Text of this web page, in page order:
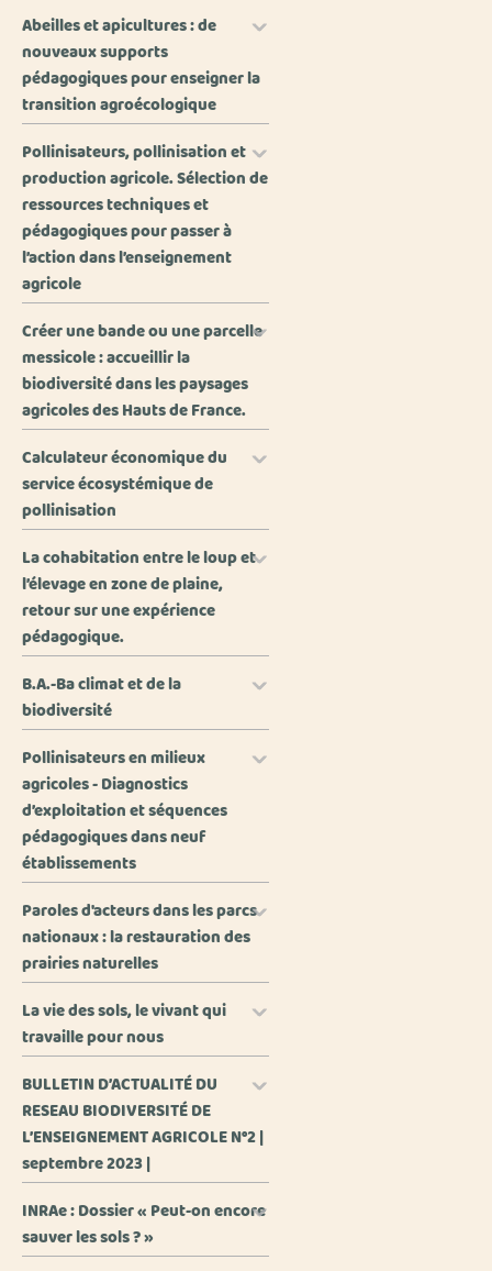
Abeilles et apicultures : de
nouveaux supports
pédagogiques pour enseigner la
transition agroécologique
Pollinisateurs, pollinisation et
production agricole. Sélection de
ressources techniques et
pédagogiques pour passer à
l’action dans l’enseignement
agricole
Créer une bande ou une parcelle
messicole : accueillir la
biodiversité dans les paysages
agricoles des Hauts de France.
Calculateur économique du
service écosystémique de
pollinisation
La cohabitation entre le loup et
l’élevage en zone de plaine,
retour sur une expérience
pédagogique.
B.A.-Ba climat et de la
biodiversité
Pollinisateurs en milieux
agricoles - Diagnostics
d’exploitation et séquences
pédagogiques dans neuf
établissements
Paroles d'acteurs dans les parcs
nationaux : la restauration des
prairies naturelles
La vie des sols, le vivant qui
travaille pour nous
BULLETIN D’ACTUALITÉ DU
RESEAU BIODIVERSITÉ DE
L’ENSEIGNEMENT AGRICOLE N°2 |
septembre 2023 |
INRAe : Dossier « Peut-on encore
sauver les sols ? »